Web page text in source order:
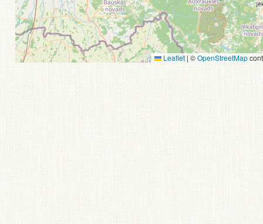
Leaflet | ©OpenStreetMap